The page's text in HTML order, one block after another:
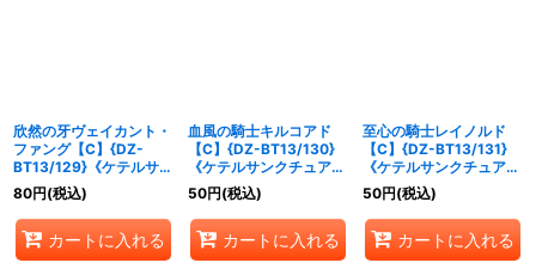
欣然の牙ヴェイカント・
ファング【C】{DZ-
BT13/129}《ケテルサン
クチュアリ》
80円(税込)
カートに入れる
血風の騎士キルコアド
【C】{DZ-BT13/130}
《ケテルサンクチュア
リ》
50円(税込)
カートに入れる
至心の騎士レイノルド
【C】{DZ-BT13/131}
《ケテルサンクチュア
リ》
50円(税込)
カートに入れる